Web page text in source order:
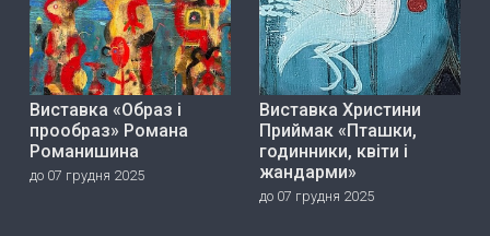
Виставка «Образ і
прообраз» Романа
Романишина
до 07 грудня 2025
Виставка Христини
Приймак «Пташки,
годинники, квіти і
жандарми»
до 07 грудня 2025